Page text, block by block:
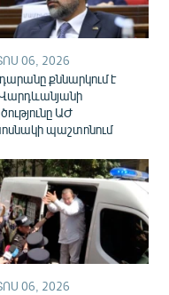
06, 2026
քննարկում է
ԱԺ
պաշտոնում
06, 2026